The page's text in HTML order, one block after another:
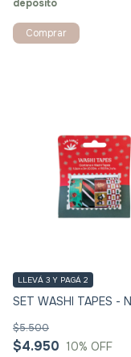
depósito
SET WASHI TAPES -
$4.950
$5.500
10% OFF
LLEVÁ 3 Y PAGÁ 2